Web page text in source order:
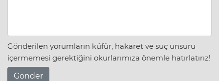
Gönderilen yorumların küfür, hakaret ve suç unsuru
içermemesi gerektiğini okurlarımıza önemle hatırlatırız!
Gönder